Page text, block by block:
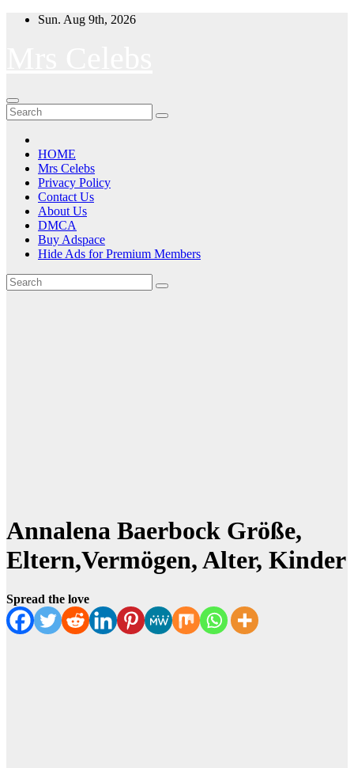
Skip
Sun. Aug 9th, 2026
HOME
Mrs Celebs
Privacy Policy
Contact Us
About Us
DMCA
Buy Adspace
Hide Ads for Premium Members
Annalena Baerbock Größe,
Eltern,Vermögen, Alter, Kinder
Spread the love